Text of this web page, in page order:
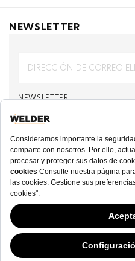
NEWSLETTER
NEWSLETTER
Política de Privacidad
Recibir correos
Welder Watch
Communication intended
consent to its use. .
SOCIAL
Este sitio web ha continuado su
opiniones Variables con respecto a
“ley de cookies”, debemos cumplir